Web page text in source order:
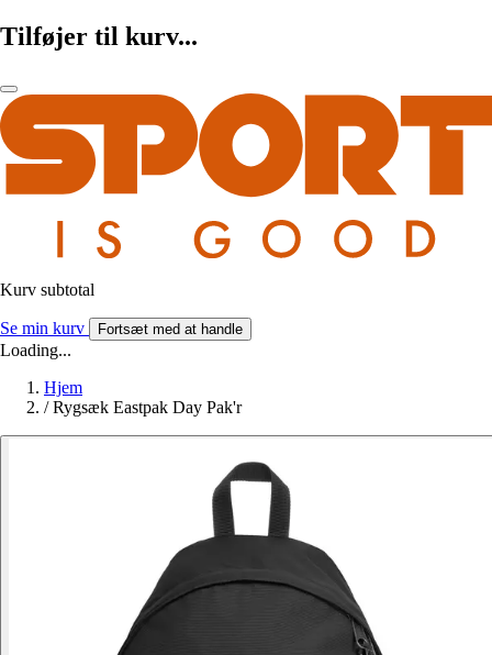
Tilføjer til kurv...
Kurv subtotal
Se min kurv Fortsæt med at handle
Loading...
Hjem
/ Rygsæk Eastpak Day Pak'r